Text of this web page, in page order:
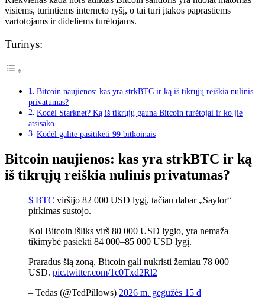
visiems, turintiems interneto ryšį, o tai turi įtakos paprastiems
vartotojams ir dideliems turėtojams.
Turinys:
Bitcoin naujienos: kas yra strkBTC ir ką iš tikrųjų reiškia nulinis
privatumas?
Kodėl Starknet? Ką iš tikrųjų gauna Bitcoin turėtojai ir ko jie
atsisako
Kodėl galite pasitikėti 99 bitkoinais
Bitcoin naujienos: kas yra strkBTC ir ką
iš tikrųjų reiškia nulinis privatumas?
$ BTC viršijo 82 000 USD lygį, tačiau dabar „Saylor“
pirkimas sustojo.
Kol Bitcoin išliks virš 80 000 USD lygio, yra nemaža
tikimybė pasiekti 84 000–85 000 USD lygį.
Praradus šią zoną, Bitcoin gali nukristi žemiau 78 000
USD. pic.twitter.com/1c0Txd2Rl2
– Tedas (@TedPillows) 2026 m. gegužės 15 d